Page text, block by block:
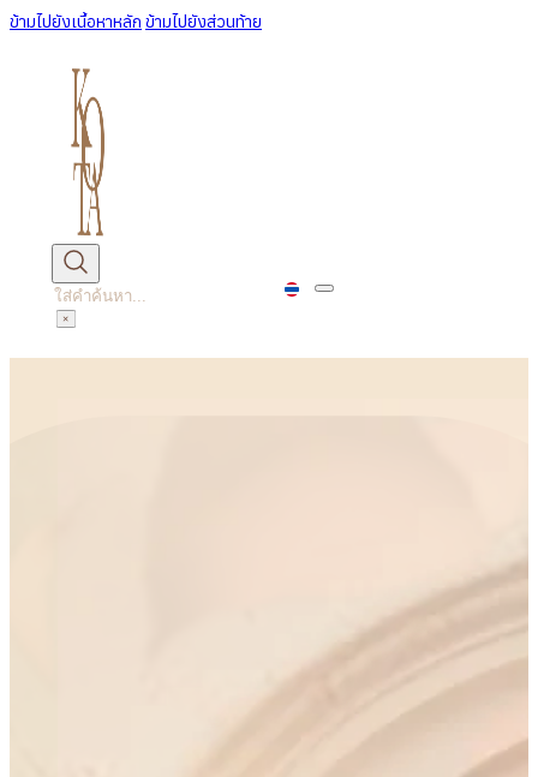
ข้ามไปยังเนื้อหาหลัก ข้ามไปยังส่วนท้าย
ค้นหา
×
ครีมเปลี่ยนสีผม
เครื่องสำอาง
สกินแคร์